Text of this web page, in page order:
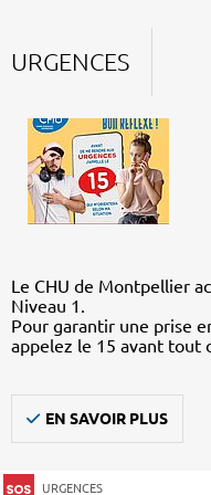
URGENCES
Le CHU de Montpellier
Niveau 1.
Pour garantir une prise
appelez le 15 avant tout
EN SAVOIR PLUS
URGENCES